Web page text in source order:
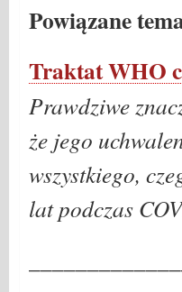
Powiązane
Traktat WHO
Prawdziwe
że jego
wszystkiego,
lat podczas